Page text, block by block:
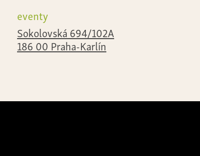
eventy
Sokolovská 694/102A
186 00 Praha-Karlín